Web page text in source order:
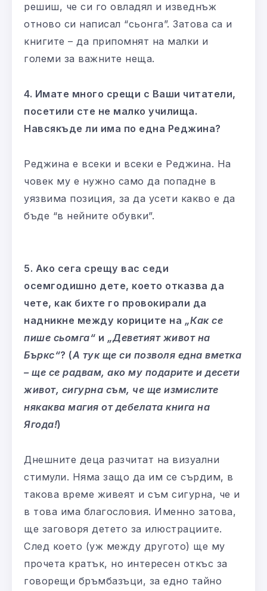
решиш, че си го овладял и изведнъж
отново си написал “сьонга”. Затова са и
книгите – да припомнят на малки и
големи за важните неща.
4. Имате много срещи с Ваши читатели,
посетили сте не малко училища.
Навсякъде ли има по една Реджина?
Реджина е всеки и всеки е Реджина. На
човек му е нужно само да попадне в
уязвима позиция, за да усети какво е да
бъде “в нейните обувки”.
5. Ако сега срещу вас седи
осемгодишно дете, което отказва да
чете, как бихте го провокирали да
надникне между кориците на „Как се
пише сьомга“ и „Деветият живот на
Бъркс“? (А тук ще си позволя една вметка
– ще се радвам, ако му подарите и десети
живот, сигурна съм, че ще измислите
някаква магия от дебелата книга на
Ягода!)
Днешните деца разчитат на визуални
стимули. Няма защо да им се сърдим, в
такова време живеят и съм сигурна, че и
в това има благословия. Именно затова,
ще заговоря детето за илюстрациите.
След което (уж между другото) ще му
прочета кратък, но интересен откъс за
говорещи бръмбазъци, за едно тайно